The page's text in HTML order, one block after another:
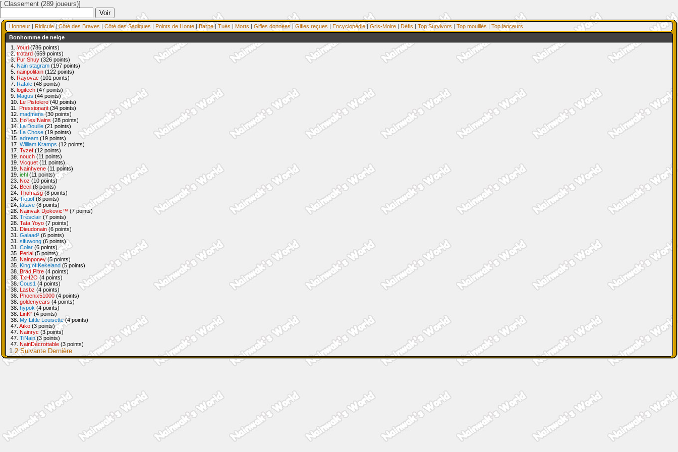
[ Classement (289 joueurs)]
Honneur | Ridicule|Côté des Braves | Côté des Sadiques | Points de Honte |Barbe| Tués | Morts | Gifles données | Gifles reçues | Encyclopédie| Gris-Moire | Défis | Top Survivors | Top mouillés | Top lanceurs
Bonhomme de neige
1. Youri(786 points)
2.trotard (659 points)
3. Pur Shuy (326 points)
4. Nain stagram (197 points)
5. nainpolitain (122 points)
6. Rayovac (101 points)
7. Rafale (48 points)
8. logitech (47 points)
9. Magus (44 points)
10. Le Pistolero(40 points)
11. Pressionant(34 points)
12. madmens(30 points)
13. Ho les Nains (28 points)
14.La Douille (21 points)
15.La Chose (19 points)
15. adream (19 points)
17. William Kramps (12 points)
17. Tyzef (12 points)
19. nouch (11 points)
19. Vicquet (11 points)
19. Nainhyene (11 points)
19. iehl (11 points)
23. Noz (10 points)
24. Becil (8 points)
24. Thomasg(8 points)
24.Tiotiof(8 points)
24.tatave (8 points)
28. Nainvak Djokovic™ (7 points)
28. Trèsclair (7 points)
28. Tata Yoyo (7 points)
31. Dieudonain (6 points)
31. Galaad² (6 points)
31. sifuwong (6 points)
31. Colar (6 points)
35. Perial (5 points)
35. Nainponey(5 points)
35. King of Kekeland (5 points)
38. Brad Pitre (4 points)
38.TxH2O (4 points)
38.Cous1 (4 points)
38. Lasbz (4 points)
38. Phoenix51000 (4 points)
38. goldenyears (4 points)
38. hypok (4 points)
38. LinK² (4 points)
38. My Little Louisette(4 points)
47. Aïko (3 points)
47. Nainryc (3 points)
47. TiNain(3 points)
47. NainDécrottable (3 points)
1 2 Suivante Dernière